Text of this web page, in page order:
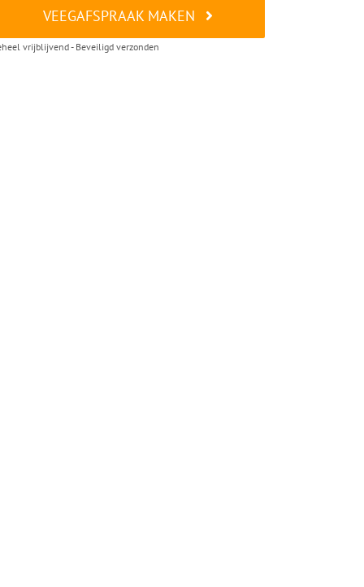
VEEGAFSPRAAK MAKEN
vrijblijvend - Beveiligd verzonden